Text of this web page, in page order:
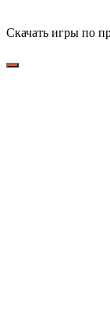
Скачать игры по